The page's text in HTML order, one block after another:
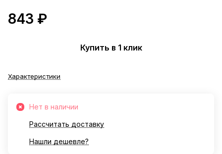
843 ₽
Купить в 1 клик
Характеристики
Нет в наличии
Рассчитать доставку
Нашли дешевле?